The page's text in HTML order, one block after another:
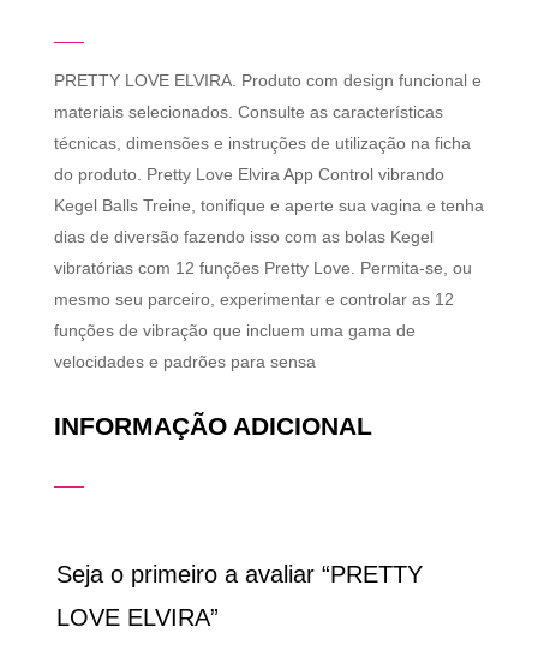
PRETTY LOVE ELVIRA. Produto com design funcional e
materiais selecionados. Consulte as características
técnicas, dimensões e instruções de utilização na ficha
do produto. Pretty Love Elvira App Control vibrando
Kegel Balls Treine, tonifique e aperte sua vagina e tenha
dias de diversão fazendo isso com as bolas Kegel
vibratórias com 12 funções Pretty Love. Permita-se, ou
mesmo seu parceiro, experimentar e controlar as 12
funções de vibração que incluem uma gama de
velocidades e padrões para sensa
INFORMAÇÃO ADICIONAL
Seja o primeiro a avaliar “PRETTY
LOVE ELVIRA”